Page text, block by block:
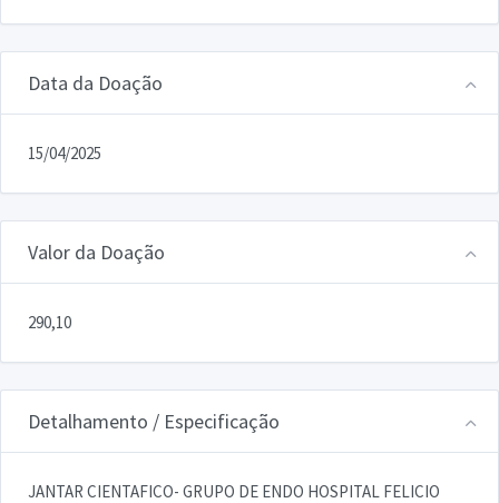
Data da Doação
15/04/2025
Valor da Doação
290,10
Detalhamento / Especificação
JANTAR CIENTAFICO- GRUPO DE ENDO HOSPITAL FELICIO